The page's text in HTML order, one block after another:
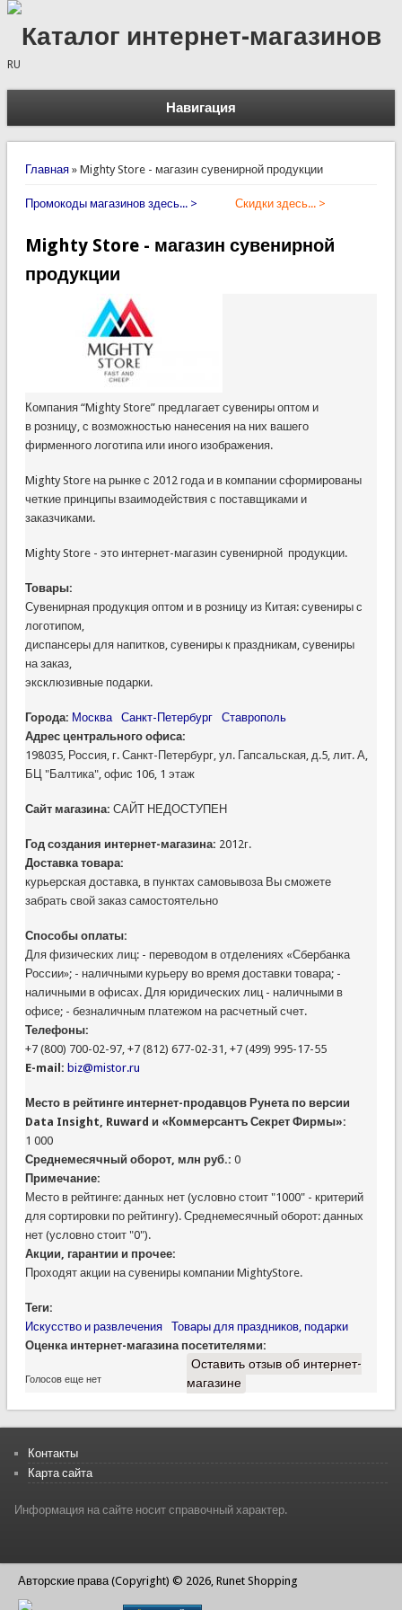
Каталог интернет-магазинов
RU
Навигация
Вы здесь
Главная » Mighty Store - магазин сувенирной продукции
Промокоды магазинов здесь... > Скидки здесь... >
Mighty Store - магазин сувенирной
продукции
Компания “Mighty Store” предлагает сувениры оптом и
в розницу, с возможностью нанесения на них вашего
фирменного логотипа или иного изображения.
Mighty Store на рынке с 2012 года и в компании сформированы
четкие принципы взаимодействия с поставщиками и
заказчиками.
Mighty Store - это интернет-магазин сувенирной продукции.
Товары:
Сувенирная продукция оптом и в розницу из Китая: сувениры с
логотипом,
диспансеры для напитков, сувениры к праздникам, сувениры
на заказ,
эксклюзивные подарки.
Города: Москва Санкт-Петербург
Ставрополь
Адрес центрального офиса:
198035, Россия, г. Санкт-Петербург, ул. Гапсальская, д.5, лит. А,
БЦ "Балтика", офис 106, 1 этаж
Сайт магазина: САЙТ НЕДОСТУПЕН
Год создания интернет-магазина: 2012г.
Доставка товара:
курьерская доставка, в пунктах самовывоза Вы сможете
забрать свой заказ самостоятельно
Способы оплаты:
Для физических лиц: - переводом в отделениях «Сбербанка
России»; - наличными курьеру во время доставки товара; -
наличными в офисах. Для юридических лиц - наличными в
офисе; - безналичным платежом на расчетный счет.
Телефоны:
+7 (800) 700-02-97, +7 (812) 677-02-31, +7 (499) 995-17-55
E-mail: biz@mistor.ru
Место в рейтинге интернет-продавцов Рунета по версии
Data Insight, Ruward и «Коммерсантъ Секрет Фирмы»:
1 000
Среднемесячный оборот, млн руб.: 0
Примечание:
Место в рейтинге: данных нет (условно стоит "1000" - критерий
для сортировки по рейтингу). Среднемесячный оборот: данных
нет (условно стоит "0").
Акции, гарантии и прочее:
Проходят акции на сувениры компании MightyStore.
Теги:
Искусство и развлечения
Товары для праздников, подарки
Оценка интернет-магазина посетителями:
Голосов еще нет
Оставить отзыв об интернет-
магазине
Контакты
Карта сайта
Информация на сайте носит справочный характер.
Авторские права (Copyright) © 2026, Runet Shopping